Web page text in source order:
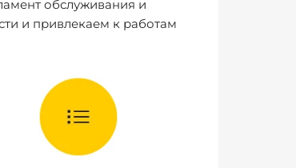
обслуживания и
и привлекаем к работам